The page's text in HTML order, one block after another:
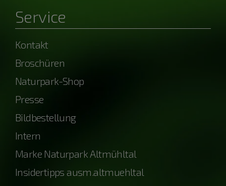
Service
Kontakt
Broschüren
Naturpark-Shop
Presse
Bildbestellung
Intern
Marke Naturpark Altmühltal
Insidertipps ausm.altmuehltal